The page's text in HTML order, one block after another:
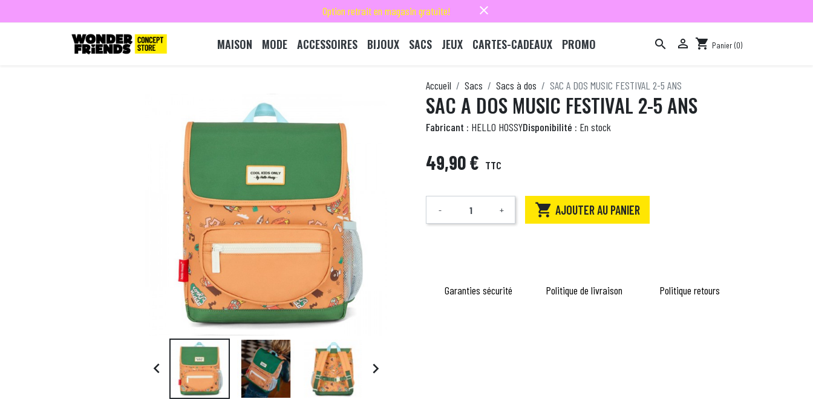
Option retrait en magasin gratuite! close
MAISON MODE ACCESSOIRES BIJOUX SACS JEUX CARTES-CADEAUX PROMO   shopping_cart Panier (0)
Accueil Sacs Sacs à dos SAC A DOS MUSIC FESTIVAL 2-5 ANS
 
SAC A DOS MUSIC FESTIVAL 2-5 ANS
Fabricant : HELLO HOSSYDisponibilité : En stock
49,90 € TTC
Quantité
- +  AJOUTER AU PANIER
Garanties sécurité Politique de livraison Politique retours